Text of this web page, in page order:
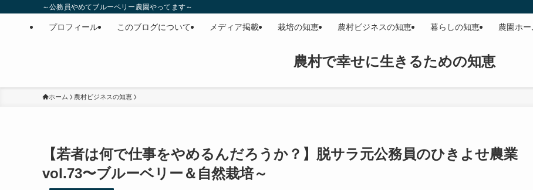
～公務員やめてブルーベリー農園やってます～
農村で幸せに生きるための知恵
プロフィール このブログについて メディア掲載 栽培の知恵 農村ビジネスの知恵 暮らしの知恵 農園ホ
ホーム 農村ビジネスの知恵
【若者は何で仕事をやめるんだろうか？】脱サラ元公務員のひきよせ農業
vol.73〜ブルーベリー＆自然栽培～